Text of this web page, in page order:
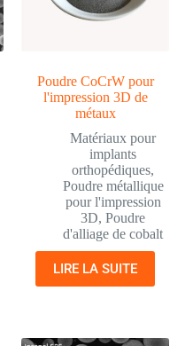
Poudre CoCrW pour
l'impression 3D de
métaux
Matériaux pour
implants
orthopédiques,
Poudre métallique
pour l'impression
3D,Poudre
d'alliage de cobalt
LIRE LA SUITE